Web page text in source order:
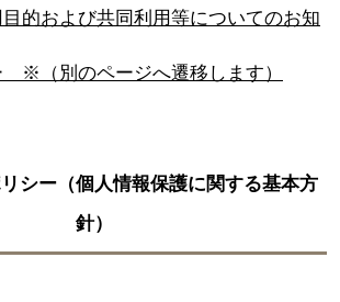
的および共同利用等についてのお知
※（別のページへ遷移します）
シー（個人情報保護に関する基本方
針）